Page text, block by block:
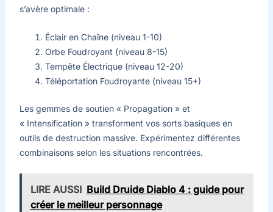
s’avère optimale :
Éclair en Chaîne (niveau 1-10)
Orbe Foudroyant (niveau 8-15)
Tempête Électrique (niveau 12-20)
Téléportation Foudroyante (niveau 15+)
Les gemmes de soutien « Propagation » et
« Intensification » transforment vos sorts basiques en
outils de destruction massive. Expérimentez différentes
combinaisons selon les situations rencontrées.
LIRE AUSSI Build Druide Diablo 4 : guide pour
créer le meilleur personnage